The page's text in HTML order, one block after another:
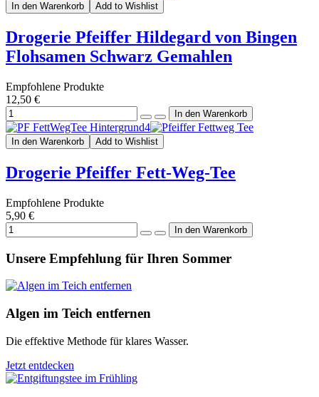
In den Warenkorb Add to Wishlist
Drogerie Pfeiffer Hildegard von Bingen
Flohsamen Schwarz Gemahlen
Empfohlene Produkte
12,50 €
In den Warenkorb Add to Wishlist
Drogerie Pfeiffer Fett-Weg-Tee
Empfohlene Produkte
5,90 €
Unsere Empfehlung für Ihren Sommer
Algen im Teich entfernen
Die effektive Methode für klares Wasser.
Jetzt entdecken